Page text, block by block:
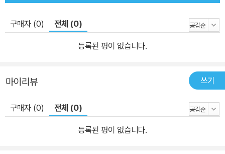
구매자 (0) 전체 (0)
등록된 평이 없습니다.
마이리뷰 쓰기
구매자 (0) 전체 (0)
등록된 평이 없습니다.